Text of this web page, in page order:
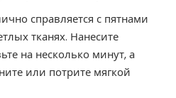
справляется с пятнами
тканях. Нанесите
на несколько минут, а
или потрите мягкой